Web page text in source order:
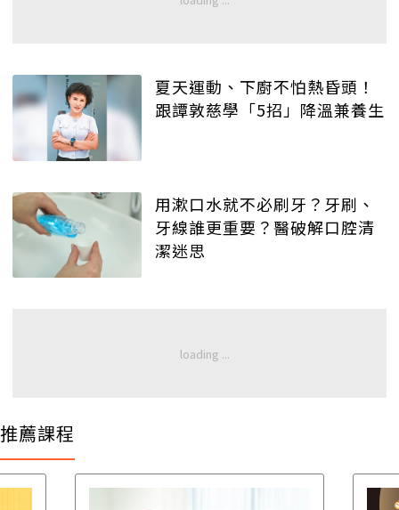
夏天運動、下廚不怕熱昏頭！
跟譚敦慈學「5招」降溫兼養生
用漱口水就不必刷牙？牙刷、
牙線誰更重要？醫破解口腔清
潔迷思
推薦課程